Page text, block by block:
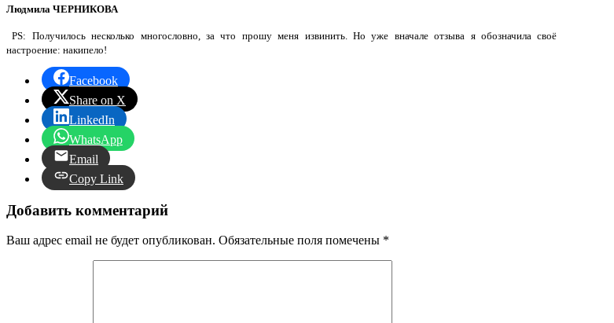
Людмила ЧЕРНИКОВА
PS: Получилось несколько многословно, за что прошу меня извинить. Но уже вначале отзыва я обозначила своё
настроение: накипело!
Facebook
Share on X
LinkedIn
WhatsApp
Email
Copy Link
Добавить комментарий
Ваш адрес email не будет опубликован. Обязательные поля помечены *